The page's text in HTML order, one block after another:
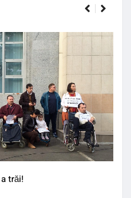
trăi!